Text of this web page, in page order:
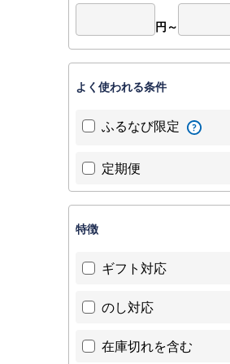
円～
よく使われる条件
ふるなび限定
定期便
特徴
ギフト対応
のし対応
在庫切れを含む